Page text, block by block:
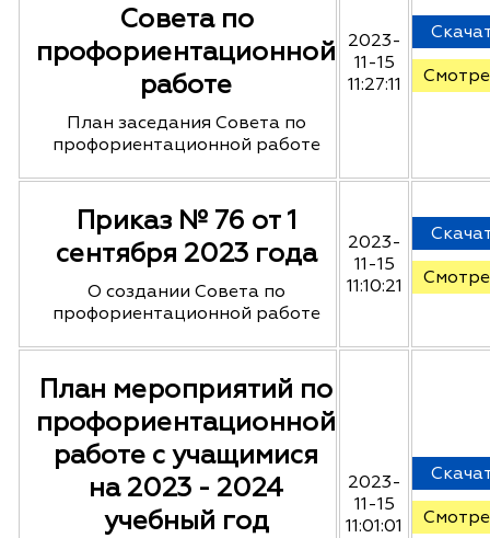
Совета по
профориентационной
работе
План заседания Совета по
профориентационной работе
2023-
11-15
11:27:11
Приказ № 76 от 1
сентября 2023 года
О создании Совета по
профориентационной работе
2023-
11-15
11:10:21
План мероприятий по
профориентационной
работе с учащимися
на 2023 - 2024
учебный год
2023-
11-15
11:01:01